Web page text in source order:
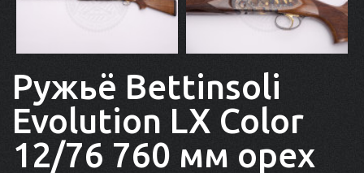
Ружьё Bettinsoli
Evolution LX Color
12/76 760 мм орех